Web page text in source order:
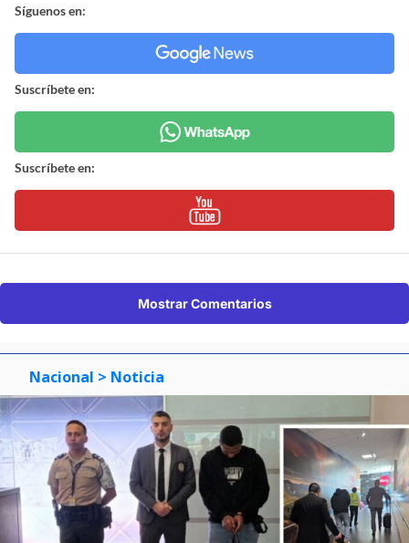
Síguenos en:
Suscríbete en:
Suscríbete en:
Mostrar Comentarios
Nacional > Noticia